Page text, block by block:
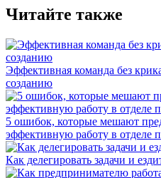
Читайте также
Эффективная команда без
созданию
5 ошибок, которые мешают
эффективную работу в отделе
Как делегировать задачи и